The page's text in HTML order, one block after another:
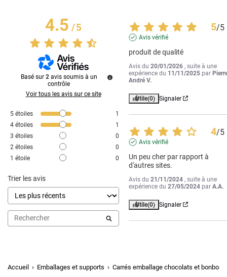
4.5/5
Basé sur 2 avis soumis à un
contrôle
Voir tous les avis sur ce site
5 étoiles
1
4 étoiles
1
3 étoiles
0
2 étoiles
0
1 étoile 0
Trier les avis
5/5
Avis vérifié
produit de qualité
Avis du20/01/2026 , suite à une
expérience du 11/11/2025 par
André V.
Utile(0) Signaler
4/5
Avis vérifié
Un peu cher par rapport à
d'autres sites.
Avis du21/11/2024 , suite à une
expérience du27/05/2024 parA.A.
Utile(0) Signaler
Accueil Emballages et supports Carrés emballage chocolats et bonbons